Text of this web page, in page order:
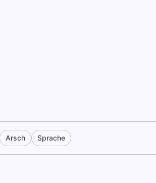
Arsch Sprache